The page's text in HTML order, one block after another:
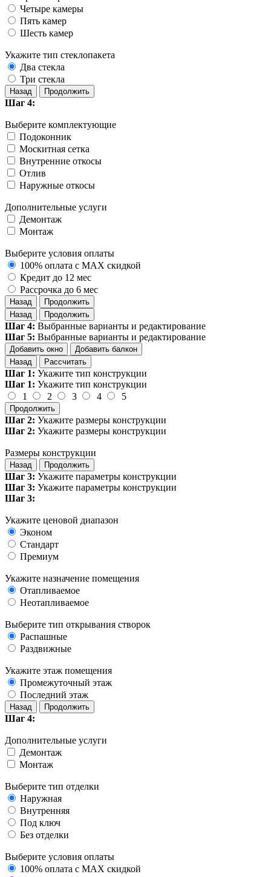
Четыре камеры
Пять камер
Шесть камер
Укажите тип стеклопакета
Два стекла
Три стекла
Назад Продолжить
Шаг 4:
Выберите комплектующие
Подоконник
Москитная сетка
Внутренние откосы
Отлив
Наружные откосы
Дополнительные услуги
Демонтаж
Монтаж
Выберите условия оплаты
100% оплата с MAX скидкой
Кредит до 12 мес
Рассрочка до 6 мес
Назад
Продолжить
Назад
Продолжить
Шаг 4: Выбранные варианты и редактирование
Шаг 5: Выбранные варианты и редактирование
Добавить окно
Добавить балкон
Назад
Рассчитать
Шаг 1: Укажите тип конструкции
Шаг 1: Укажите тип конструкции
1
2 3 4 5
Продолжить
Шаг 2: Укажите размеры конструкции
Шаг 2: Укажите размеры конструкции
Размеры конструкции
Назад Продолжить
Шаг 3: Укажите параметры конструкции
Шаг 3: Укажите параметры конструкции
Шаг 3:
Укажите ценовой диапазон
Эконом
Стандарт
Премиум
Укажите назначение помещения
Отапливаемое
Неотапливаемое
Выберите тип открывания створок
Распашные
Раздвижные
Укажите этаж помещения
Промежуточный этаж
Последний этаж
Назад Продолжить
Шаг 4:
Дополнительные услуги
Демонтаж
Монтаж
Выберите тип отделки
Наружная
Внутренняя
Под ключ
Без отделки
Выберите условия оплаты
100% оплата с MAX скидкой